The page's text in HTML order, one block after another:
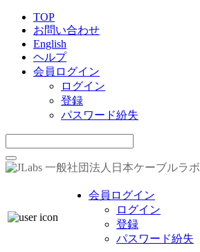
TOP
お問い合わせ
English
ヘルプ
会員ログイン
ログイン
登録
パスワード紛失
一般社団法人日本ケーブルラボ
会員ログイン
ログイン
登録
パスワード紛失